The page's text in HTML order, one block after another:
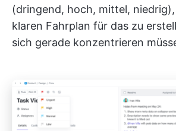
(dringend, hoch, mittel,
klaren Fahrplan für das zu
sich gerade konzentrieren